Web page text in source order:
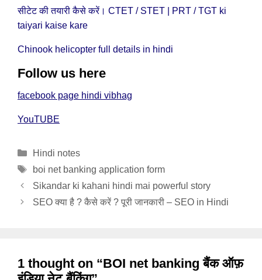
सीटेट की तयारी कैसे करें। CTET / STET | PRT / TGT ki
taiyari kaise kare
Chinook helicopter full details in hindi
Follow us here
facebook page hindi vibhag
YouTUBE
Categories
Hindi notes
Tags
boi net banking application form
Sikandar ki kahani hindi mai powerful story
SEO क्या है ? कैसे करें ? पूरी जानकारी – SEO in Hindi
1 thought on “BOI net banking बैंक ऑफ़